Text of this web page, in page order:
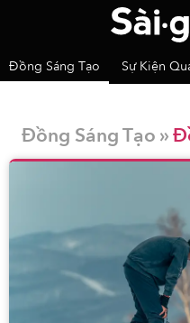
Đồng Sáng Tạo Sự Kiện
Đồng Sáng Tạo »